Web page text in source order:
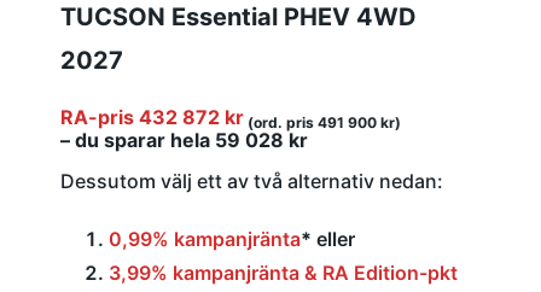
TUCSON Essential PHEV 4WD
2027
RA-pris 432 872 kr (ord. pris 491 900 kr)
– du sparar hela 59 028 kr
Dessutom välj ett av två alternativ nedan:
0,99% kampanjränta* eller
3,99% kampanjränta & RA Edition-pkt